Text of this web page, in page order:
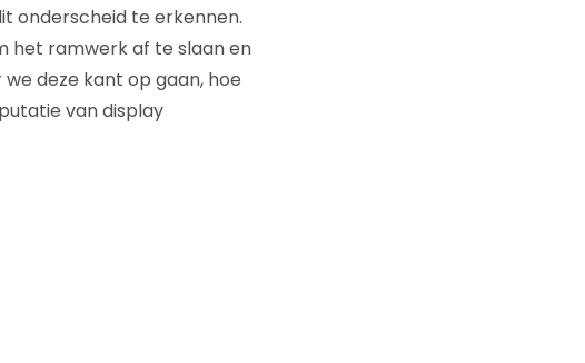
onderscheid te erkennen.
het ramwerk af te slaan en
deze kant op gaan, hoe
van display